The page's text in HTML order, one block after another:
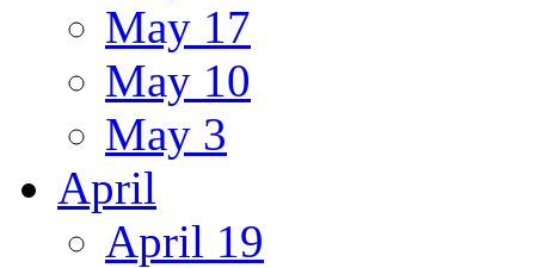
May 17
May 10
May 3
April
April 19